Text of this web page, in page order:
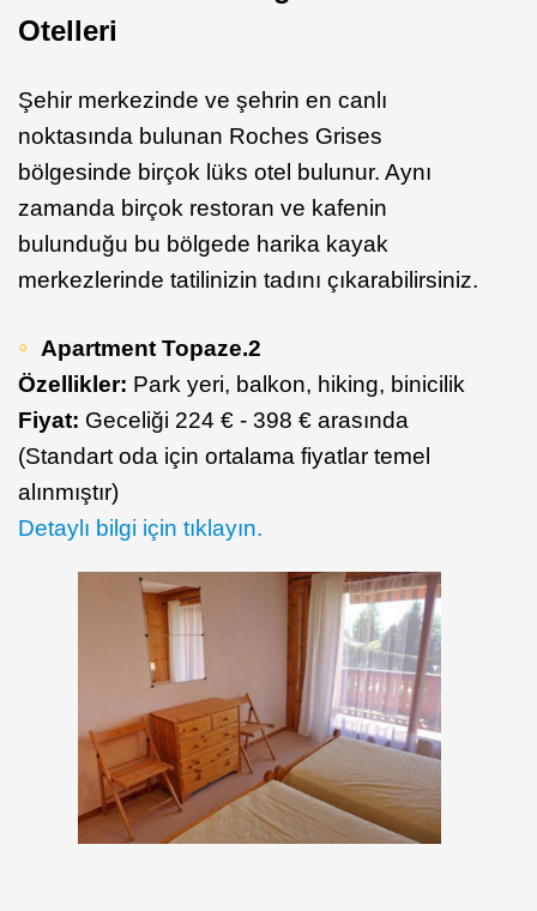
Otelleri
Şehir merkezinde ve şehrin en canlı
noktasında bulunan Roches Grises
bölgesinde birçok lüks otel bulunur. Aynı
zamanda birçok restoran ve kafenin
bulunduğu bu bölgede harika kayak
merkezlerinde tatilinizin tadını çıkarabilirsiniz.
Apartment Topaze.2
Özellikler: Park yeri, balkon, hiking, binicilik
Fiyat: Geceliği 224 € - 398 € arasında
(Standart oda için ortalama fiyatlar temel
alınmıştır)
Detaylı bilgi için tıklayın.